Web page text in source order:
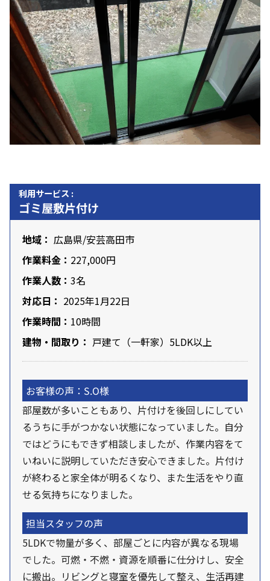
利用サービス :
ゴミ屋敷片付け
地域： 広島県/安芸高田市
作業料金： 227,000円
作業人数： 3名
対応日： 2025年1月22日
作業時間： 10時間
建物・間取り： 戸建て（一軒家）5LDK以上
お客様の声：S.O様
部屋数が多いこともあり、片付けを後回しにしてい
るうちに手がつかない状態になっていました。自分
ではどうにもできず相談しましたが、作業内容をて
いねいに説明していただき安心できました。片付け
が終わると家全体が明るくなり、また生活をやり直
せる気持ちになりました。
担当スタッフの声
5LDKで物量が多く、部屋ごとに内容が異なる現場
でした。可燃・不燃・資源を順番に仕分けし、安全
に搬出。リビングと寝室を優先して整え、生活再建